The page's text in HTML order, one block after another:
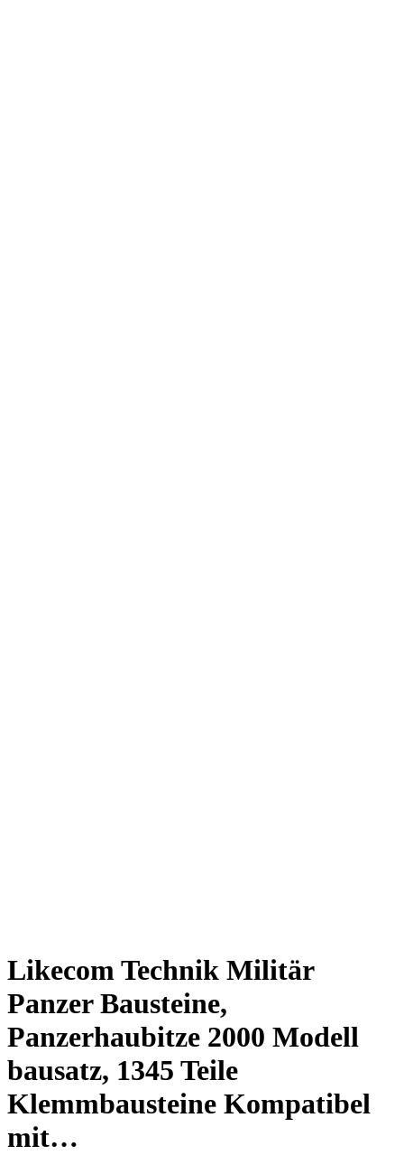
Likecom Technik Militär
Panzer Bausteine,
Panzerhaubitze 2000 Modell
bausatz, 1345 Teile
Klemmbausteine Kompatibel
mit…